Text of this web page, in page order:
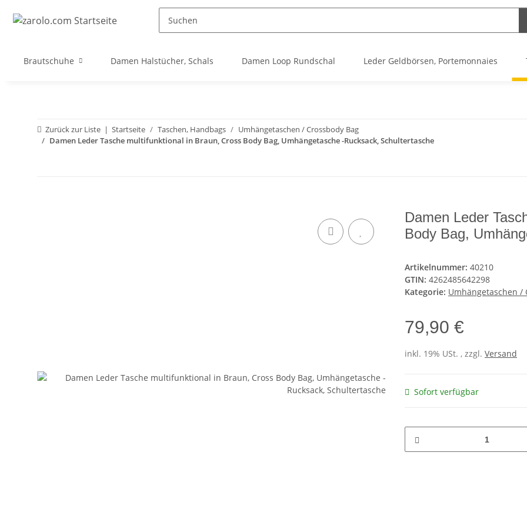
Brautschuhe Damen Halstücher, Schals Damen Loop Rundschal Leder Geldbörsen, Portemonnaies
Zurück zur Liste Startseite Taschen, Handbags
Umhängetaschen / Crossbody Bag
Damen Leder Tasche multifunktional in Braun, Cross Body Bag, Umhängetasche -Rucksack, Schultertasche
Damen Leder
Body Bag,
Artikelnummer: 40210
GTIN: 4262485642298
Kategorie: Umhängetaschen /
79,90 €
inkl. 19% USt. , zzgl. Versand
Sofort verfügbar